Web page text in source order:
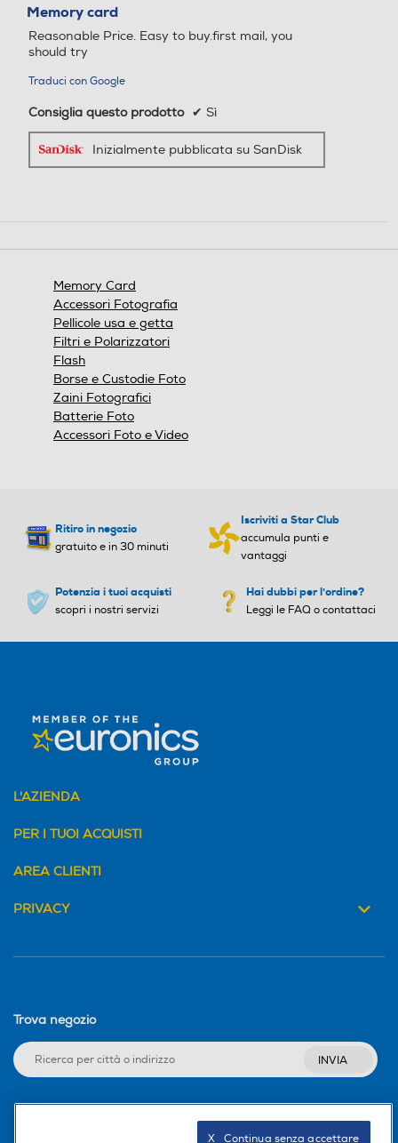
5
stelle.
Memory card
Reasonable Price. Easy to buy.first mail, you
should try
Traduci con Google
Consiglia questo prodotto ✔ Sì
Inizialmente pubblicata su SanDisk
Memory Card
Accessori Fotografia
Pellicole usa e getta
Filtri e Polarizzatori
Flash
Borse e Custodie Foto
Zaini Fotografici
Batterie Foto
Accessori Foto e Video
Ritiro in negozio
gratuito e in 30 minuti
Iscriviti a Star Club
accumula punti e
vantaggi
Potenzia i tuoi acquisti
scopri i nostri servizi
Hai dubbi per l'ordine?
Leggi le FAQ o contattaci
L'AZIENDA
PER I TUOI ACQUISTI
AREA CLIENTI
PRIVACY
Trova negozio
INVIA
X   Continua senza accettare